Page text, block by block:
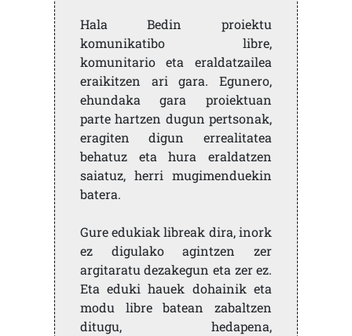
Hala Bedin proiektu
komunikatibo libre,
komunitario eta eraldatzailea
eraikitzen ari gara. Egunero,
ehundaka gara proiektuan
parte hartzen dugun pertsonak,
eragiten digun errealitatea
behatuz eta hura eraldatzen
saiatuz, herri mugimenduekin
batera.
Gure edukiak libreak dira, inork
ez digulako agintzen zer
argitaratu dezakegun eta zer ez.
Eta eduki hauek dohainik eta
modu libre batean zabaltzen
ditugu, hedapena,